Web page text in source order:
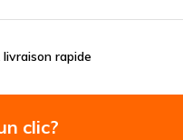
rapide
clic?